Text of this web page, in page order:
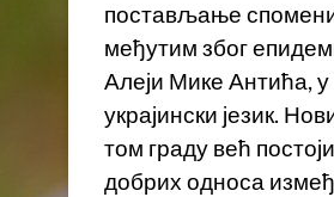
постављање
међутим због
Алеји Мике Антића, у
украјински језик.
том граду већ
добрих односа